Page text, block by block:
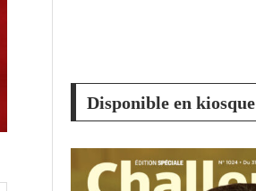
Disponible en kiosque